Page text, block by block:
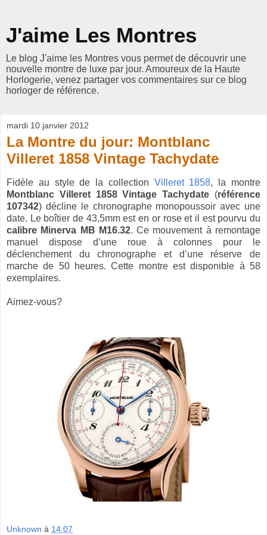
J'aime Les Montres
Le blog J'aime les Montres vous permet de découvrir une
nouvelle montre de luxe par jour. Amoureux de la Haute
Horlogerie, venez partager vos commentaires sur ce blog
horloger de référence.
mardi 10 janvier 2012
La Montre du jour: Montblanc
Villeret 1858 Vintage Tachydate
Fidèle au style de la collection Villeret 1858, la montre
Montblanc Villeret 1858 Vintage Tachydate (référence
107342) décline le chronographe monopoussoir avec une
date. Le boîtier de 43,5mm est en or rose et il est pourvu du
calibre Minerva MB M16.32. Ce mouvement à remontage
manuel dispose d’une roue à colonnes pour le
déclenchement du chronographe et d’une réserve de
marche de 50 heures. Cette montre est disponible à 58
exemplaires.
Aimez-vous?
Unknown à 14:07